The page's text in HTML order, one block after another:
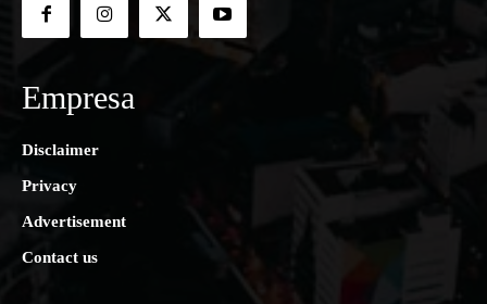
Empresa
Disclaimer
Privacy
Advertisement
Contact us